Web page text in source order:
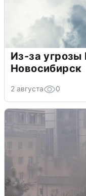
Из-за
Новосибирск
2 августа 0